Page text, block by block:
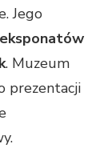
Jego
. Muzeum
prezentacji